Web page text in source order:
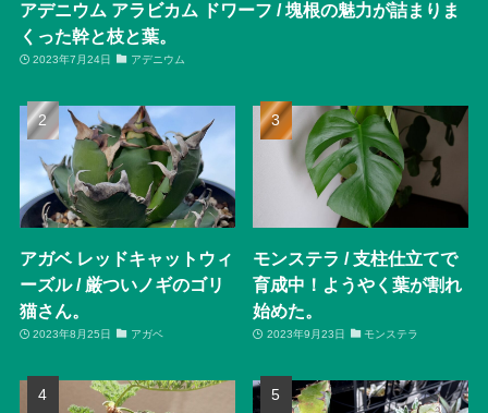
アデニウム アラビカム ドワーフ / 塊根の魅力が詰まりま
くった幹と枝と葉。
2023年7月24日 アデニウム
アガベ レッドキャットウィ
ーズル / 厳ついノギのゴリ
猫さん。
2023年8月25日 アガベ
モンステラ / 支柱仕立てで
育成中！ようやく葉が割れ
始めた。
2023年9月23日 モンステラ